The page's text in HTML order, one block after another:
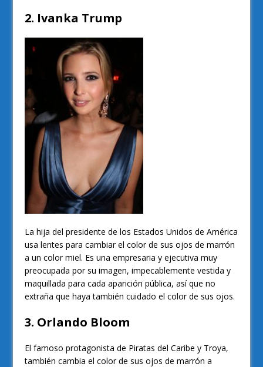
2. Ivanka Trump
La hija del presidente de los Estados Unidos de América
usa lentes para cambiar el color de sus ojos de marrón
a un color miel. Es una empresaria y ejecutiva muy
preocupada por su imagen, impecablemente vestida y
maquillada para cada aparición pública, así que no
extraña que haya también cuidado el color de sus ojos.
3. Orlando Bloom
El famoso protagonista de Piratas del Caribe y Troya,
también cambia el color de sus ojos de marrón a